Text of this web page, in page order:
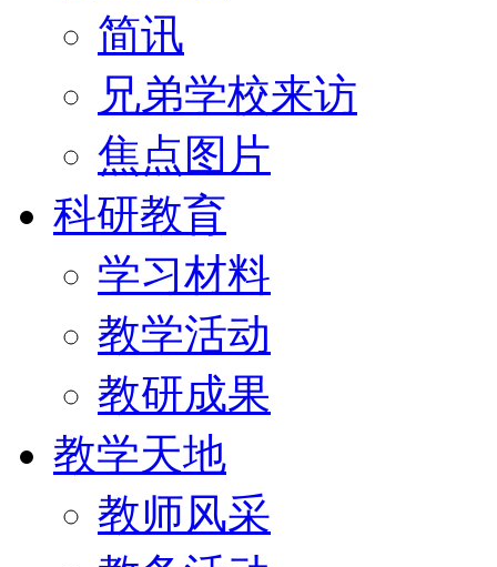
简讯
兄弟学校来访
焦点图片
科研教育
学习材料
教学活动
教研成果
教学天地
教师风采